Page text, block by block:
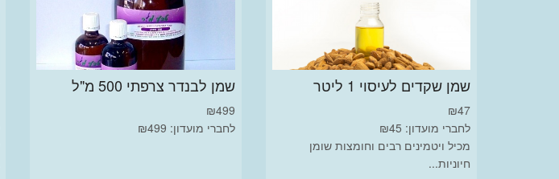
שמן שקדים לעיסוי 1 ליטר
₪47
לחברי מועדון: ₪45
מכיל ויטמינים רבים וחומצות שומן
חיוניות...
שמן לבנדר צרפתי 500 מ"ל
₪499
לחברי מועדון: ₪499